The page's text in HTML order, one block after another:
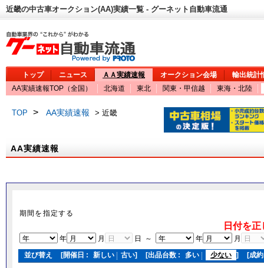
近畿の中古車オークション(AA)実績一覧 - グーネット自動車流通
トップ ニュース ＡＡ実績速報 オークション会場
輸出統計
AA実績速報TOP（全国）
北海道 東北 関東・甲信越 東海・北陸
TOP > AA実績速報 > 近畿
AA実績速報
期間を指定する
日付を
年 月 日 ～ 年
月
並び替え
[開催日 : 新しい 古い] [出品台数 : 多い 少ない ] [成